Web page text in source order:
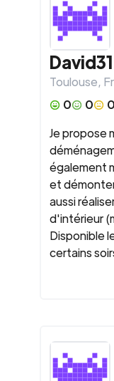
David31
Toulouse,
0
0 0
Je propose
également
et
aussi
d'intérieur
Disponible
certains